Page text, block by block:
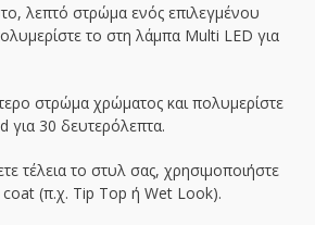
λεπτό στρώμα ενός επιλεγμένου
το στη λάμπα Multi LED για
στρώμα χρώματος και πολυμερίστε
για 30 δευτερόλεπτα.
τέλεια το στυλ σας, χρησιμοποιήστε
(π.χ. Tip Top ή Wet Look).